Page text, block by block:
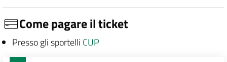
Come pagare il ticket
Presso gli sportelli CUP